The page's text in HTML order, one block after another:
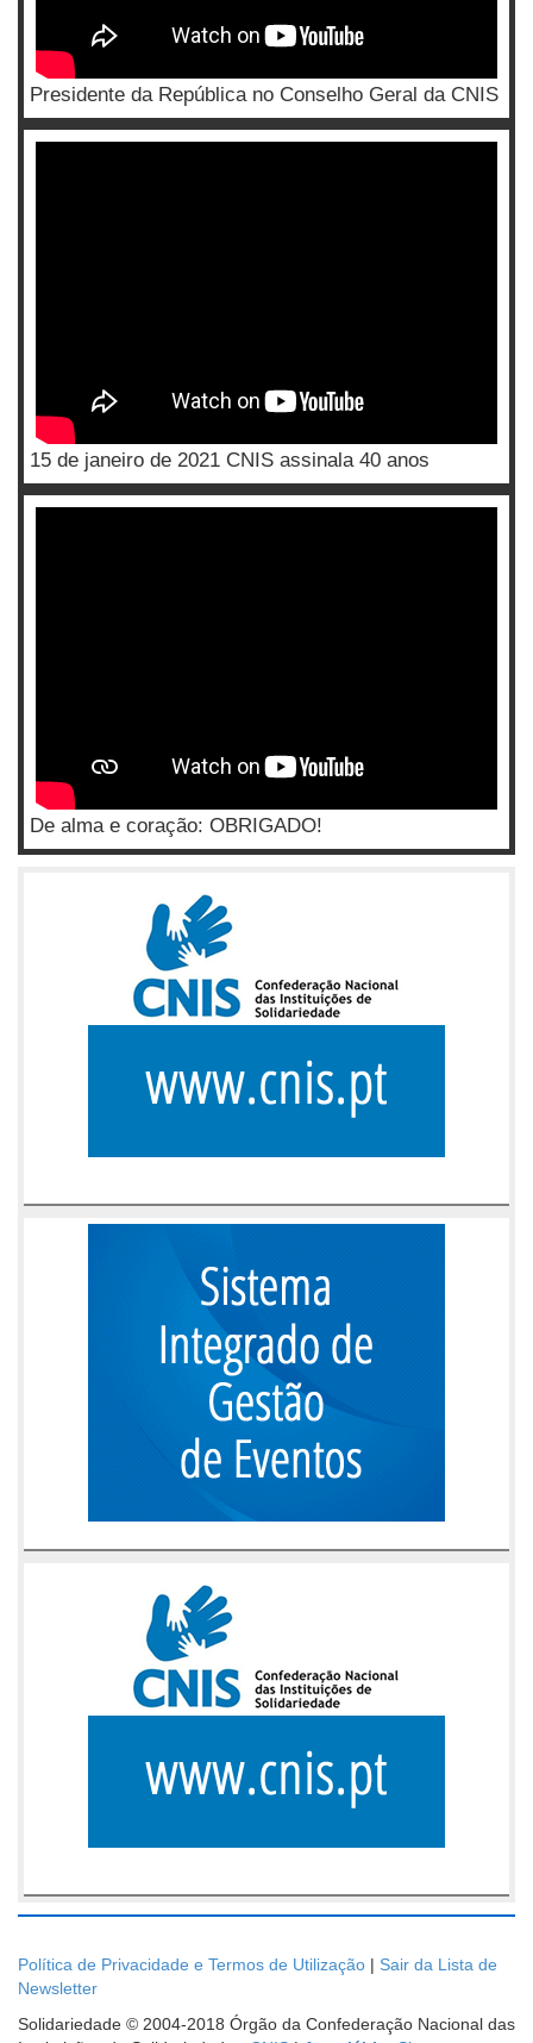
Presidente da República no Conselho Geral da CNIS
15 de janeiro de 2021 CNIS assinala 40 anos
De alma e coração: OBRIGADO!
Política de Privacidade e Termos de Utilização | Sair da Lista de
Newsletter
Solidariedade © 2004-2018 Órgão da Confederação Nacional das